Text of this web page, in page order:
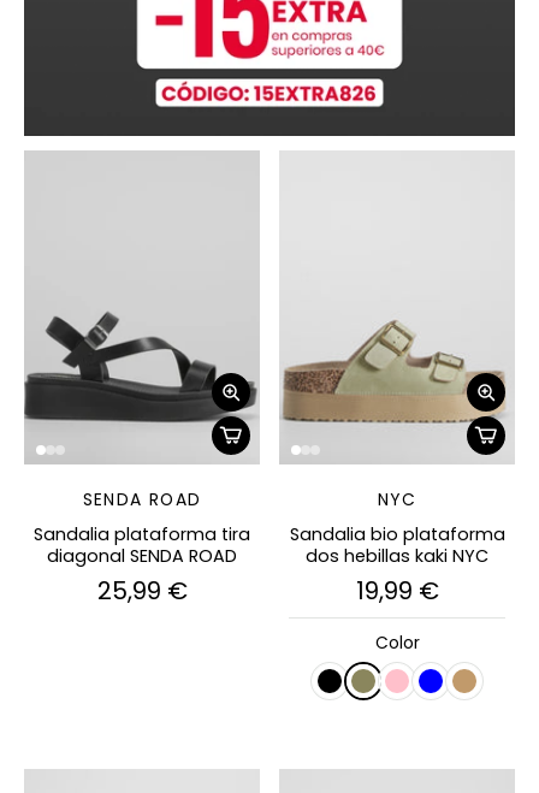
SENDA ROAD
Sandalia plataforma tira
diagonal SENDA ROAD
25,99 €
NYC
Sandalia bio plataforma
dos hebillas kaki NYC
19,99 €
Color